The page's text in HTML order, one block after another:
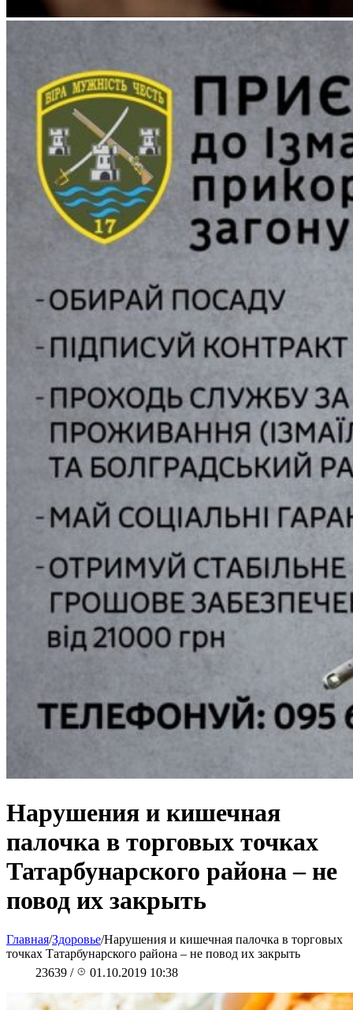
Нарушения и кишечная
палочка в торговых точках
Татарбунарского района – не
повод их закрыть
Главная/Здоровье/Нарушения и кишечная палочка в торговых
точках Татарбунарского района – не повод их закрыть
23639 / 01.10.2019 10:38